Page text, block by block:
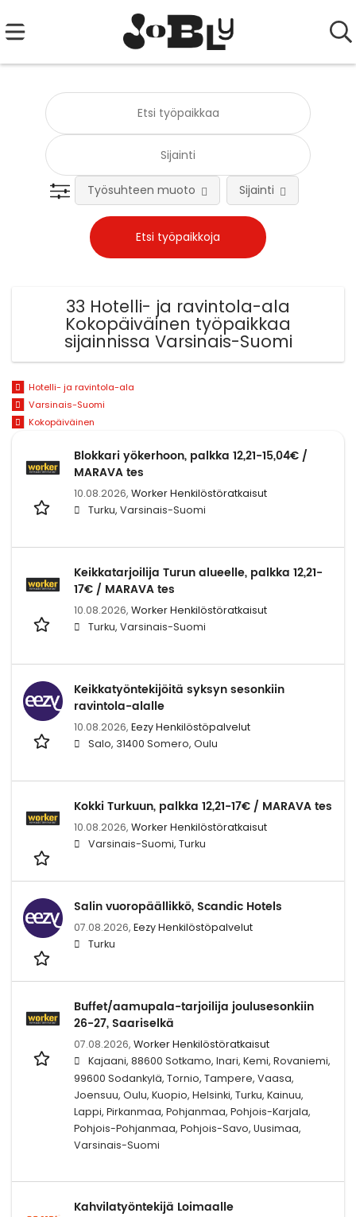
Työsuhteen muoto Sijainti
33 Hotelli- ja ravintola-ala
Kokopäiväinen työpaikkaa
sijainnissa Varsinais-Suomi
Hotelli- ja ravintola-ala
Varsinais-Suomi
Kokopäiväinen
Blokkari yökerhoon, palkka 12,21-15,04€ /
MARAVA tes
10.08.2026, Worker Henkilöstöratkaisut
Turku, Varsinais-Suomi
Keikkatarjoilija Turun alueelle, palkka 12,21-
17€ / MARAVA tes
10.08.2026, Worker Henkilöstöratkaisut
Turku, Varsinais-Suomi
Keikkatyöntekijöitä syksyn sesonkiin
ravintola-alalle
10.08.2026, Eezy Henkilöstöpalvelut
Salo, 31400 Somero, Oulu
Kokki Turkuun, palkka 12,21-17€ / MARAVA tes
10.08.2026, Worker Henkilöstöratkaisut
Varsinais-Suomi, Turku
Salin vuoropäällikkö, Scandic Hotels
07.08.2026, Eezy Henkilöstöpalvelut
Turku
Buffet/aamupala-tarjoilija joulusesonkiin
26-27, Saariselkä
07.08.2026, Worker Henkilöstöratkaisut
Kajaani, 88600 Sotkamo, Inari, Kemi, Rovaniemi,
99600 Sodankylä, Tornio, Tampere, Vaasa,
Joensuu, Oulu, Kuopio, Helsinki, Turku, Kainuu,
Lappi, Pirkanmaa, Pohjanmaa, Pohjois-Karjala,
Pohjois-Pohjanmaa, Pohjois-Savo, Uusimaa,
Varsinais-Suomi
Kahvilatyöntekijä Loimaalle